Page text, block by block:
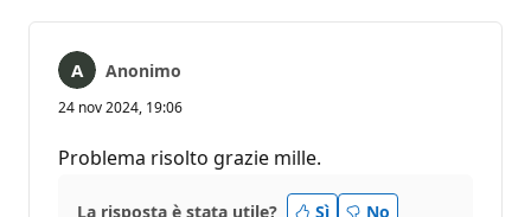
Anonimo
24 nov 2024, 19:06
Problema risolto grazie mille.
La risposta è stata utile? Sì No